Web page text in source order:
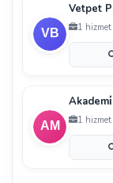
1 hizmet
1 hizmet